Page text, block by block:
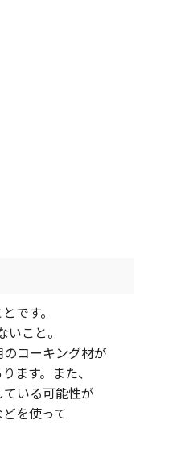
です。
こと。
コーキング材が
ます。また、
いる可能性が
を使って